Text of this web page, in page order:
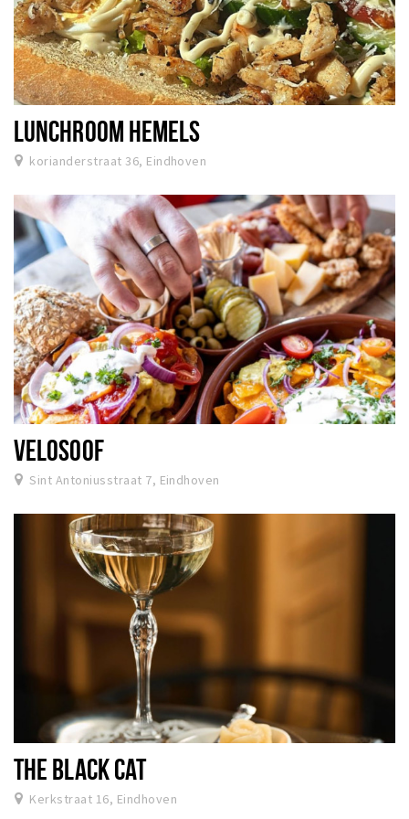
LUNCHROOM HEMELS
korianderstraat 36, Eindhoven
VELOSOOF
Sint Antoniusstraat 7, Eindhoven
THE BLACK CAT
Kerkstraat 16, Eindhoven